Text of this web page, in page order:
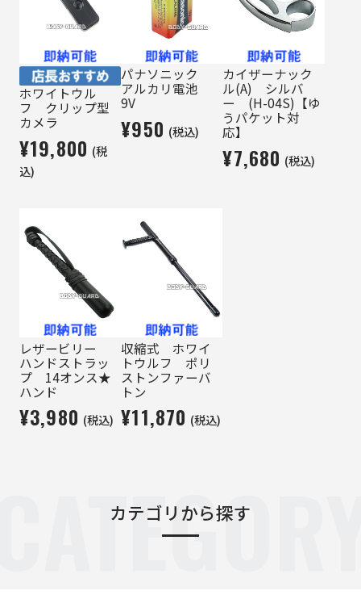
ホワイトウル
フ クリップ型
カメラ
¥19,800 (税
込)
パナソニック
アルカリ電池
9V
¥950 (税込)
カイザーナック
ル(A) シルバ
ー (H-04S)【ゆ
うパケット対
応】
¥7,680 (税込)
レザービリー
ハンドストラッ
プ 14オンス★
ハンド
¥3,980 (税込)
収縮式 ホワイ
トウルフ ポリ
ストンファーバ
トン
¥11,870 (税込)
カテゴリから探す